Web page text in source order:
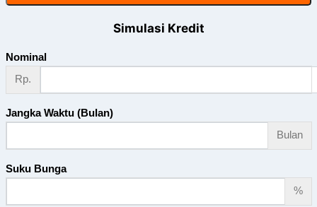
Simulasi Kredit
Nominal
Rp.
Jangka Waktu (Bulan)
Bulan
Suku Bunga
%